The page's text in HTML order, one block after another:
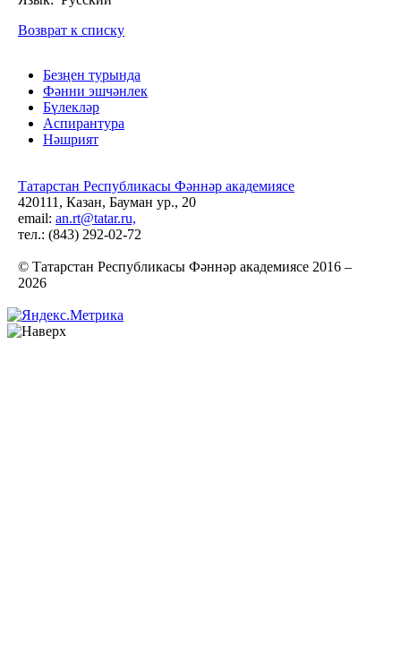
Возврат к списку
Безңен турында
Фәнни эшчәнлек
Бүлекләр
Аспирантура
Нәшрият
Татарстан Республикасы Фәннәр академиясе
420111, Казан, Бауман ур., 20
email: an.rt@tatar.ru,
тел.: (843) 292-02-72
© Татарстан Республикасы Фәннәр академиясе 2016 –
2026